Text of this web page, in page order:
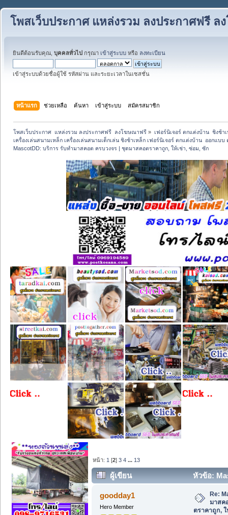
โพสเว็บประกาศ แหล่งรวม ลงประกาศฟรี
ยินดีต้อนรับคุณ, บุคคลทั่วไป กรุณา เข้าสู่ระบบ หรือ ลงทะเบียน
เข้าสู่ระบบด้วยชื่อผู้ใช้ รหัสผ่าน และระยะเวลาในเซสชั่น
หน้าแรก ช่วยเหลือ ค้นหา เข้าสู่ระบบ สมัครสมาชิก
โพสเว็บประกาศ  แหล่งรวม ลงประกาศฟรี  ลงโฆษณาฟรี » เฟอร์นิเจอร์ ตกแต่งบ้าน  ชิงช้า
เครื่องเล่นสนามเหล็ก เครื่องเล่นสนามเด็กเล่น ชิงช้าเหล็ก เฟอร์นิเจอร์ ตกแต่งบ้าน  ออกแบ
MascotDD: บริการ รับทำมาสคอต ครบวงจร | ชุดมาสคอตราคาถูก, ให้เช่า, ซ่อม, ซัก
หน้า: 1 [2]3 4 ... 13
ผู้เขียน
หัวข้อ:
ตราคาถูก, ให้เช่า, ซ่อม, ซัก (อ่าน
goodday1
Hero Member
Re:
มาสค
ตราคาถูก,